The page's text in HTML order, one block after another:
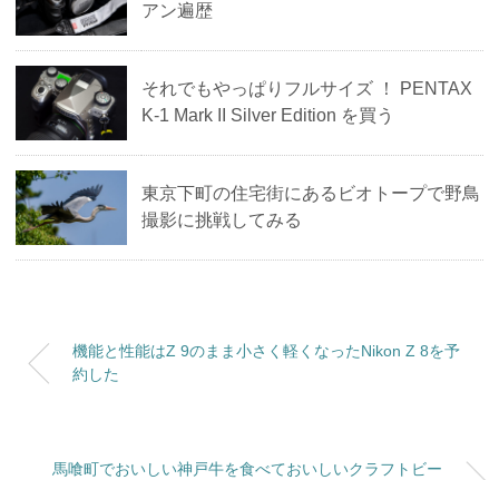
アン遍歴
それでもやっぱりフルサイズ ！ PENTAX
K-1 Mark II Silver Edition を買う
東京下町の住宅街にあるビオトープで野鳥
撮影に挑戦してみる
機能と性能はZ 9のまま小さく軽くなったNikon Z 8を予
約した
馬喰町でおいしい神戸牛を食べておいしいクラフトビー